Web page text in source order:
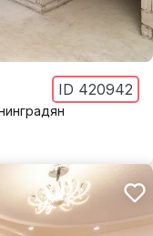
ID 420942